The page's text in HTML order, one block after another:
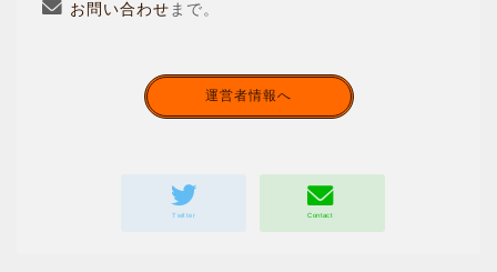
お問い合わせ まで。
運営者情報へ